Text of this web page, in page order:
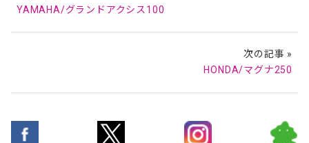
YAMAHA/グランドアクシス100
次の記事 »
HONDA/マグナ250